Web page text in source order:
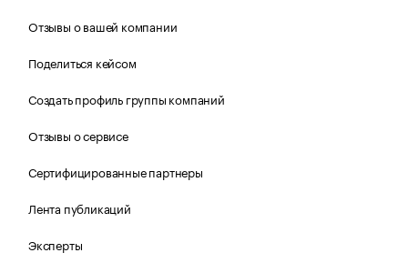
Отзывы о вашей компании
Поделиться кейсом
Создать профиль группы компаний
Отзывы о сервисе
Сертифицированные партнеры
Лента публикаций
Эксперты